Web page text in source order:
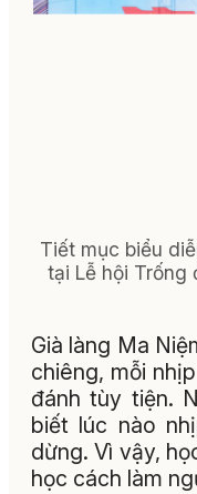
Tiết mục biểu
tại Lễ hội Trống
Già làng Ma
chiêng, mỗi
đánh tùy tiện.
biết lúc nào
dừng. Vì vậy,
học cách làm